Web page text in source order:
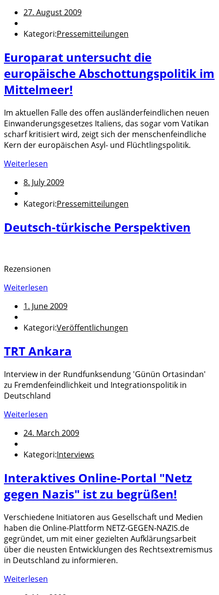
27. August 2009
Kategori:Pressemitteilungen
Europarat untersucht die
europäische Abschottungspolitik im
Mittelmeer!
Im aktuellen Falle des offen ausländerfeindlichen neuen
Einwanderungsgesetzes Italiens, das sogar vom Vatikan
scharf kritisiert wird, zeigt sich der menschenfeindliche
Kern der europäischen Asyl- und Flüchtlingspolitik.
Weiterlesen
8. July 2009
Kategori:Pressemitteilungen
Deutsch-türkische Perspektiven
Rezensionen
Weiterlesen
1. June 2009
Kategori:Veröffentlichungen
TRT Ankara
Interview in der Rundfunksendung 'Günün Ortasindan'
zu Fremdenfeindlichkeit und Integrationspolitik in
Deutschland
Weiterlesen
24. March 2009
Kategori:Interviews
Interaktives Online-Portal "Netz
gegen Nazis" ist zu begrüßen!
Verschiedene Initiatoren aus Gesellschaft und Medien
haben die Online-Plattform NETZ-GEGEN-NAZIS.de
gegründet, um mit einer gezielten Aufklärungsarbeit
über die neusten Entwicklungen des Rechtsextremismus
in Deutschland zu informieren.
Weiterlesen